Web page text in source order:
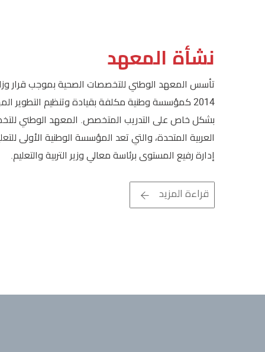
نشأة المعهد
2014 كمؤسسة وطنية مكلفة بقيادة وتنظيم التطوير
بشكل خاص على التدريب المتخصص. المعهد الوطني
العربية المتحدة، والتي تعد المؤسسة الوطنية الأولى
إدارة رفيع المستوى برئاسة معالي وزير التربية والتعليم.
قراءة المزيد